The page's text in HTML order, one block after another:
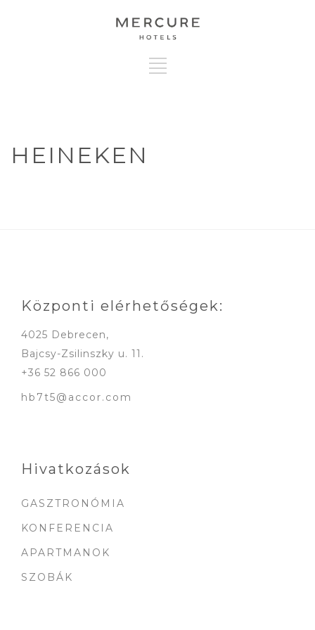
HEINEKEN
Központi elérhetőségek:
4025 Debrecen,
Bajcsy-Zsilinszky u. 11.
+36 52 866 000
hb7t5@accor.com
Hivatkozások
GASZTRONÓMIA
KONFERENCIA
APARTMANOK
SZOBÁK